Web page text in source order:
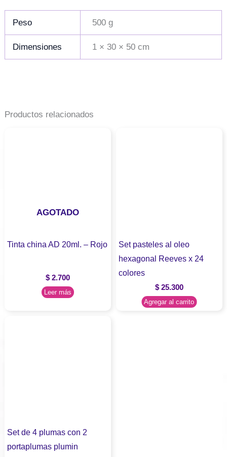
Peso 500 g
Dimensiones 1 × 30 × 50 cm
Productos relacionados
AGOTADO
Tinta china AD 20ml. – Rojo
$ 2.700
Leer más
Set pasteles al oleo
hexagonal Reeves x 24
colores
$25.300
Agregar al carrito
Set de 4 plumas con 2
portaplumas plumin